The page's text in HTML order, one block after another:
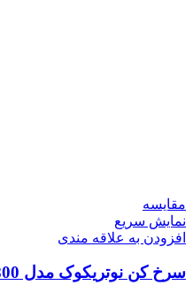
مقايسه
نمایش سریع
افزودن به علاقه مندی
سرخ کن نوتریکوک مدل AF800